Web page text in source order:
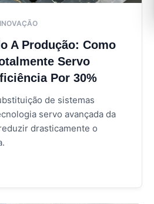
INOVAÇÃO
A Produção: Como
Servo
Por 30%
de sistemas
servo avançada da
drasticamente o